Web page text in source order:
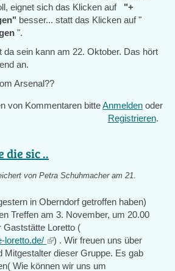
eignet sich das Klicken auf "+
besser... statt das Klicken auf "
".
da sein kann am 22. Oktober. Das hört
an.
Arsenal??
von Kommentaren bitteAnmelden oder
Registrieren.
die sic ..
von Petra Schuhmacheram 21.
in Oberndorf getroffen haben)
Treffen am 3. November, um 20.00
Gaststätte Loretto (
loretto.de/ (link
is
external)
) . Wir freuen uns über
Mitgestalter dieser Gruppe. Es gab
Wie können wir uns um